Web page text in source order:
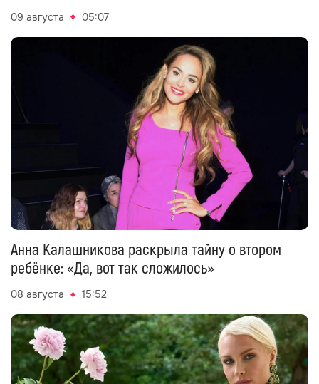
09 августа 05:07
Анна Калашникова раскрыла тайну о втором
ребёнке: «Да, вот так сложилось»
08 августа 15:52